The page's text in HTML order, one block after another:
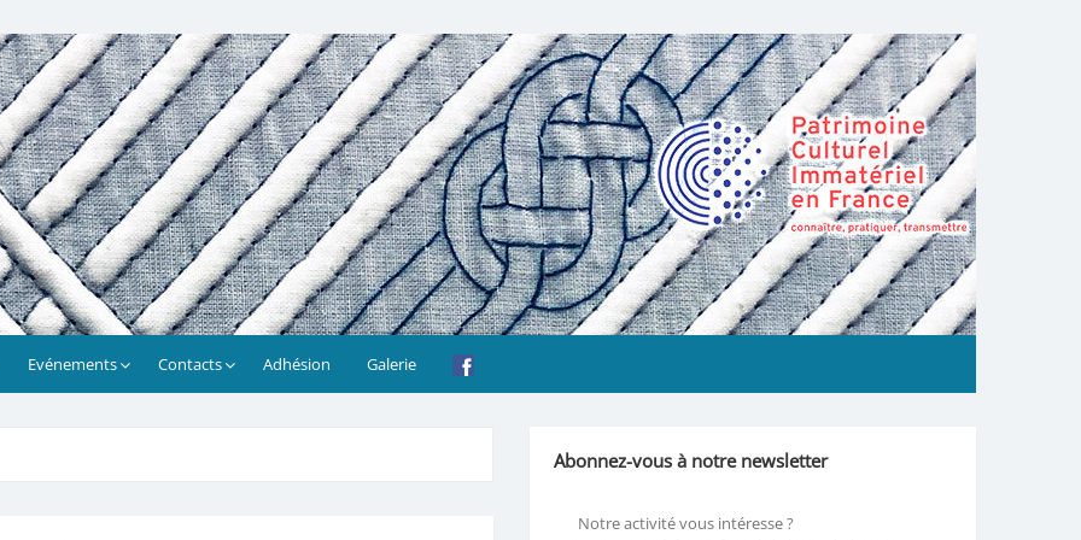
Evénements Contacts Adhésion Galerie
Abonnez-vous à notre newsletter
Notre activité vous intéresse ?